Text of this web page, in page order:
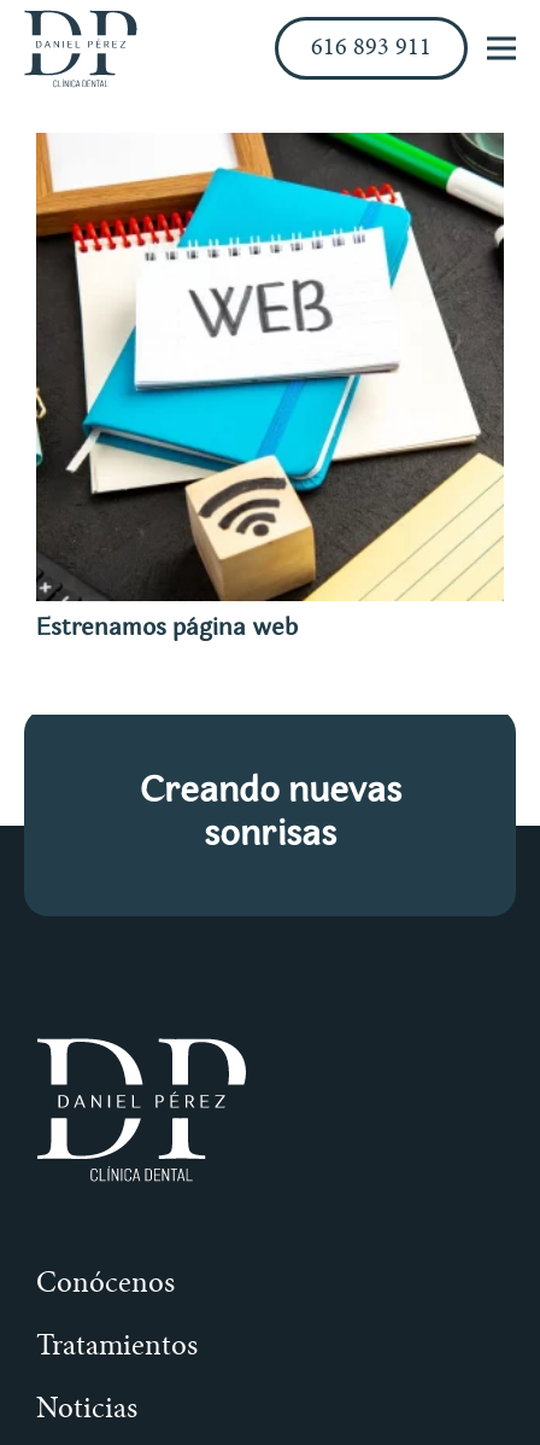
616 893 911
Estrenamos página web
Creando nuevas
sonrisas
Conócenos
Tratamientos
Noticias